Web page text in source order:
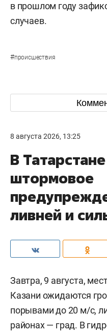
в прошлом году
случаев.
#происшествия
8 августа 2026, 13:25
В
штормовое
ливней и
Завтра, 9 августа,
Казани ожидаются
порывами до 20 м/c,
районах — град. В